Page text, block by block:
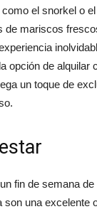
el snorkel o
de mariscos
opción de alquilar
un toque de
fin de semana
son una excelente